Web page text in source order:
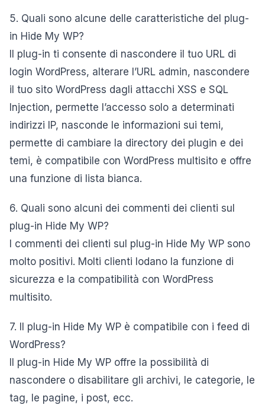
5. Quali sono alcune delle caratteristiche del plug-
in Hide My WP?
Il plug-in ti consente di nascondere il tuo URL di
login WordPress, alterare l’URL admin, nascondere
il tuo sito WordPress dagli attacchi XSS e SQL
Injection, permette l’accesso solo a determinati
indirizzi IP, nasconde le informazioni sui temi,
permette di cambiare la directory dei plugin e dei
temi, è compatibile con WordPress multisito e offre
una funzione di lista bianca.
6. Quali sono alcuni dei commenti dei clienti sul
plug-in Hide My WP?
I commenti dei clienti sul plug-in Hide My WP sono
molto positivi. Molti clienti lodano la funzione di
sicurezza e la compatibilità con WordPress
multisito.
7. Il plug-in Hide My WP è compatibile con i feed di
WordPress?
Il plug-in Hide My WP offre la possibilità di
nascondere o disabilitare gli archivi, le categorie, le
tag, le pagine, i post, ecc.